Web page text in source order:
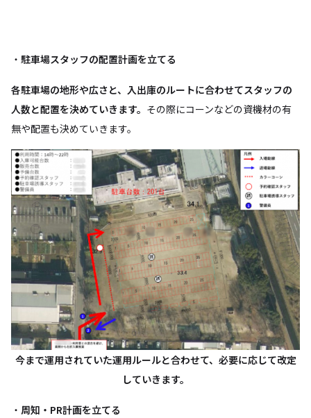
・ 駐車場スタッフの配置計画を立てる
各駐車場の地形や広さと、入出庫のルートに合わせてスタッフの
人数と配置を決めていきます。 その際にコーンなどの資機材の有
無や配置も決めていきます。
今まで運用されていた運用ルールと合わせて、必要に応じて改定
していきます。
・ 周知・PR計画を立てる